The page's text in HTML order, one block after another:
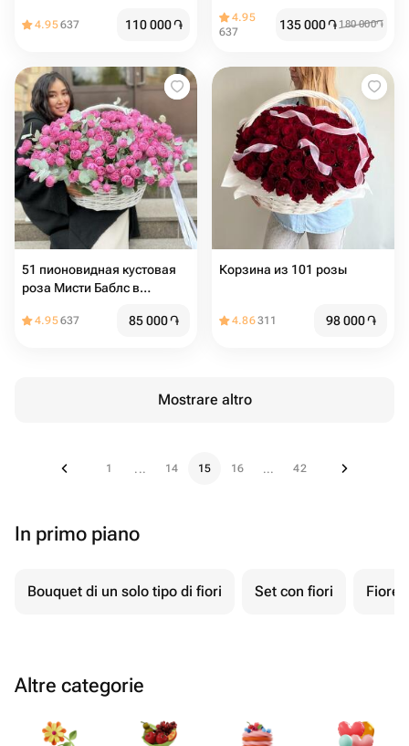
4.95637 110 000֏
бомбастик
4.95
637
135 000֏ 180 000֏
51 пионовидная кустовая
роза Мисти Баблс в
4.95637 85 000֏
Корзина из 101 розы
4.86311 98 000֏
Mostrare altro
1 ... 14 15 16 ... 42
In primo piano
Bouquet di un solo tipo di fiori Set con fiori Fiore
Altre categorie